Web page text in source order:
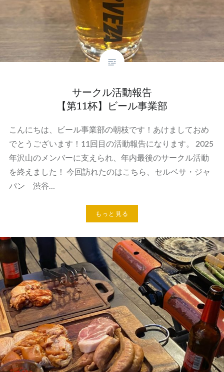
サークル活動報告
【第11杯】ビール事業部
こんにちは、ビール事業部の朝枝です！あけましておめ
でとうございます！11回目の活動報告になります。 2025
年沢山のメンバーに支えられ、年内最後のサークル活動
を終えました！ 今回訪れたのはこちら、セルベサ・ジャ
パン 渋谷…
もっと見る